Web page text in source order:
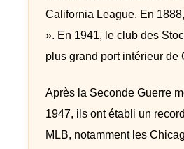
California League. En
». En 1941, le club des
plus grand port intérieur
Après la Seconde Guerre
1947, ils ont établi un
MLB, notamment les